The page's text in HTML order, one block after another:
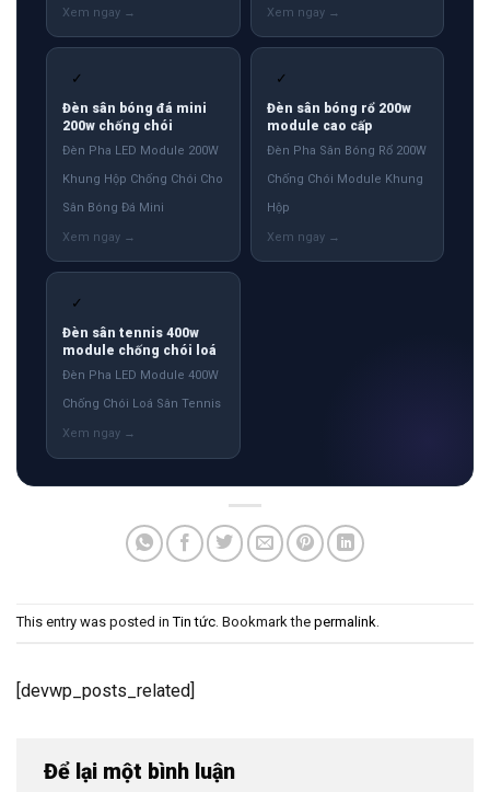
✓
Đèn sân bóng đá mini
200w chống chói
Đèn Pha LED Module 200W
Khung Hộp Chống Chói Cho
Sân Bóng Đá Mini
✓
Đèn sân bóng rổ 200w
module cao cấp
Đèn Pha Sân Bóng Rổ 200W
Chống Chói Module Khung
Hộp
✓
Đèn sân tennis 400w
module chống chói loá
Đèn Pha LED Module 400W
Chống Chói Loá Sân Tennis
This entry was posted inTin tức. Bookmark the permalink.
[devwp_posts_related]
Để lại một bình luận